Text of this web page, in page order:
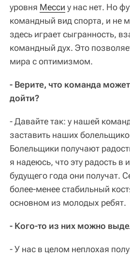
уровня Месси у нас нет. Но
командный вид спорта, и не
здесь играет сыгранность,
командный дух. Это
мира с оптимизмом.
- Верите, что команда
дойти?
- Давайте так: у нашей
заставить наших
Болельщики получают
я надеюсь, что эту радость в
будущего года они получат.
более-менее стабильный
основном из молодых ребят.
- Кого-то из них можно
- У нас в целом неплохая